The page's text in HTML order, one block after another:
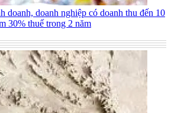
doanh, doanh nghiệp có doanh thu đến 10
30% thuế trong 2 năm